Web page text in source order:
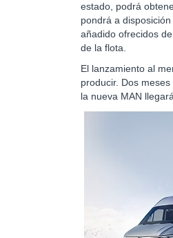
estado, podrá
pondrá a
añadido ofrecidos
de la flota.
El lanzamiento al
producir. Dos
la nueva MAN